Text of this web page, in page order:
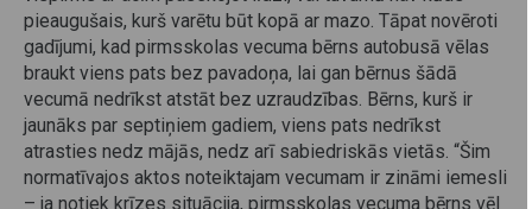
pieaugušais, kurš varētu būt kopā ar mazo. Tāpat novēroti
gadījumi, kad pirmsskolas vecuma bērns autobusā vēlas
braukt viens pats bez pavadoņa, lai gan bērnus šādā
vecumā nedrīkst atstāt bez uzraudzības. Bērns, kurš ir
jaunāks par septiņiem gadiem, viens pats nedrīkst
atrasties nedz mājās, nedz arī sabiedriskās vietās. “Šim
normatīvajos aktos noteiktajam vecumam ir zināmi iemesli
– ja notiek krīzes situācija, pirmsskolas vecuma bērns vēl